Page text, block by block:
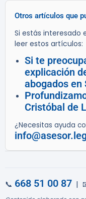
Otros artículos que
Si estás interesado
leer estos artículos:
Si te
explicación
abogados en
Cristóbal de
¿Necesitas ayuda
📞 668 51 00 87 |